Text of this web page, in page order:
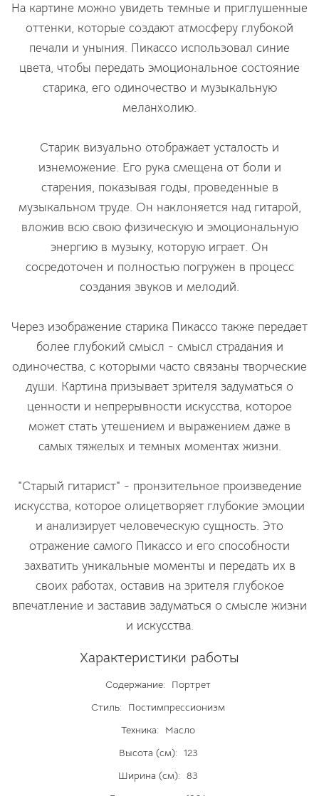
На картине можно увидеть темные и приглушенные
оттенки, которые создают атмосферу глубокой
печали и уныния. Пикассо использовал синие
цвета, чтобы передать эмоциональное состояние
старика, его одиночество и музыкальную
меланхолию.
Старик визуально отображает усталость и
изнеможение. Его рука смещена от боли и
старения, показывая годы, проведенные в
музыкальном труде. Он наклоняется над гитарой,
вложив всю свою физическую и эмоциональную
энергию в музыку, которую играет. Он
сосредоточен и полностью погружен в процесс
создания звуков и мелодий.
Через изображение старика Пикассо также передает
более глубокий смысл - смысл страдания и
одиночества, с которыми часто связаны творческие
души. Картина призывает зрителя задуматься о
ценности и непрерывности искусства, которое
может стать утешением и выражением даже в
самых тяжелых и темных моментах жизни.
"Старый гитарист" - пронзительное произведение
искусства, которое олицетворяет глубокие эмоции
и анализирует человеческую сущность. Это
отражение самого Пикассо и его способности
захватить уникальные моменты и передать их в
своих работах, оставив на зрителя глубокое
впечатление и заставив задуматься о смысле жизни
и искусства.
Характеристики работы
Содержание:
Портрет
Стиль:
Постимпрессионизм
Техника:
Масло
Высота (см): 123
Ширина (см): 83